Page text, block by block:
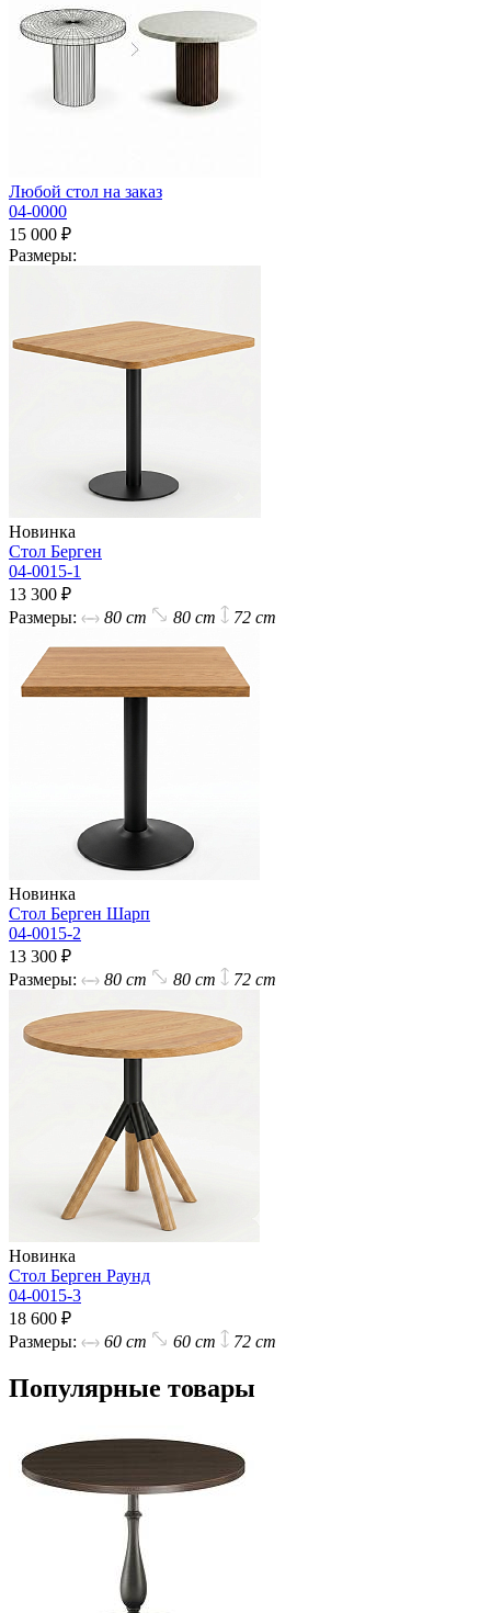
Любой стол на заказ
04-0000
15 000 ₽
Размеры:
Новинка
Стол Берген
04-0015-1
13 300 ₽
Размеры:
80 cm 80 cm 72 cm
Новинка
Стол Берген Шарп
04-0015-2
13 300 ₽
Размеры:
80 cm 80 cm 72 cm
Новинка
Стол Берген Раунд
04-0015-3
18 600 ₽
Размеры:
60 cm 60 cm 72 cm
Популярные товары